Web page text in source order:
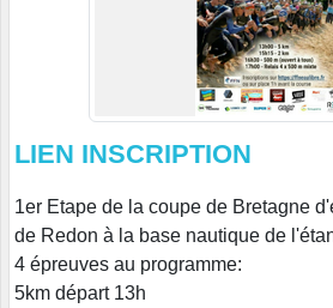
LIEN INSCRIPTION
1er Etape de la coupe de Bretagne
de Redon à la base nautique de
4 épreuves au programme:
5km départ 13h